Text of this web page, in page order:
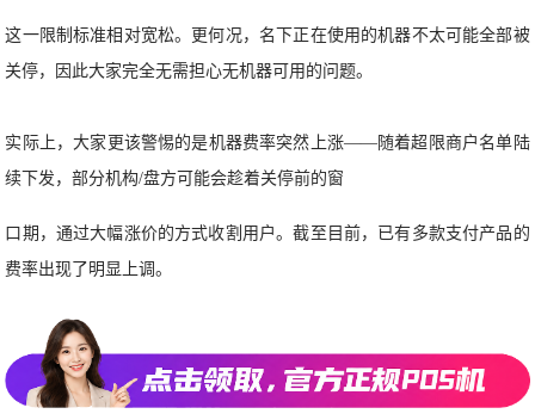
这一限制标准相对宽松。更何况，名下正在使用的机器不太可能全部被
关停，因此大家完全无需担心无机器可用的问题。
实际上，大家更该警惕的是机器费率突然上涨——随着超限商户名单陆
续下发，部分机构/盘方可能会趁着关停前的窗
口期，通过大幅涨价的方式收割用户。截至目前，已有多款支付产品的
费率出现了明显上调。